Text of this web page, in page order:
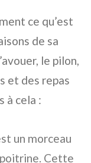
ce qu’est
de sa
le pilon,
et des repas
à cela :
un morceau
Cette